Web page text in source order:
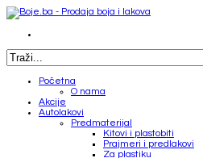
Početna
O nama
Akcije
Autolakovi
Predmaterijal
Kitovi i plastobiti
Prajmeri i predlakovi
Za plastiku